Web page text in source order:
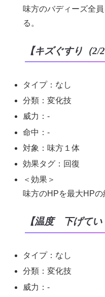
味方のバディーズ全
る。
【キズぐすり（2/
タイプ：なし
分類：変化技
威力：-
命中：-
対象：味方１体
効果タグ：回復
＜効果＞
味方のHPを最大HPの
【温度 下げてい
タイプ：なし
分類：変化技
威力：-